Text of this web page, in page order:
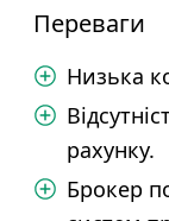
Переваги
Низька
рахунку.
Брокер